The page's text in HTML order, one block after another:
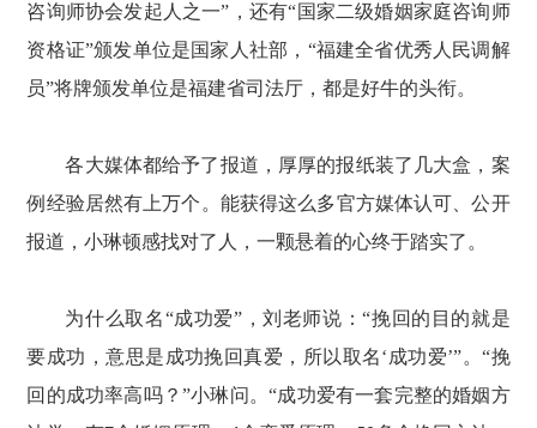
咨询师协会发起人之一”，还有“国家二级婚姻家庭咨询师
资格证”颁发单位是国家人社部，“福建全省优秀人民调解
员”将牌颁发单位是福建省司法厅，都是好牛的头衔。
各大媒体都给予了报道，厚厚的报纸装了几大盒，案
例经验居然有上万个。能获得这么多官方媒体认可、公开
报道，小琳顿感找对了人，一颗悬着的心终于踏实了。
为什么取名“成功爱”，刘老师说：“挽回的目的就是
要成功，意思是成功挽回真爱，所以取名‘成功爱’”。“挽
回的成功率高吗？”小琳问。“成功爱有一套完整的婚姻方